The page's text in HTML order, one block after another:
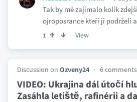
Tak by mě zajímalo kolik
ojroposrance kteří ji podrželi
1 View
Discussion on Ozveny24 6 comments
VIDEO: Ukrajina dál útočí
Zasáhla letiště, rafinérii a